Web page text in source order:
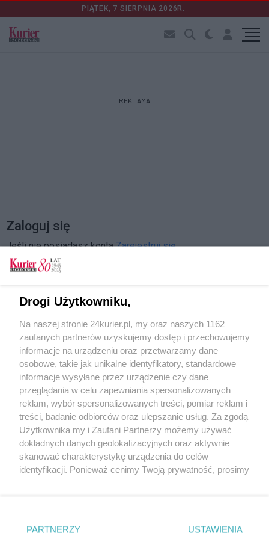
PIĄTEK, 7 SIERPNIA 2026R.
REKLAMA
Zaloguj się
Jeśli nie posiadasz kontaZarejestruj się
Zapamiętać?
Zaloguj
Zapomniałem hasła
Copyright © 2022 Kurier Szczeciński sp. z o.o.
Drogi Użytkowniku,
Na naszej stronie 24kurier.pl, my oraz naszych 1162
zaufanych partnerów uzyskujemy dostęp i przechowujemy
informacje na urządzeniu oraz przetwarzamy dane
osobowe, takie jak unikalne identyfikatory, standardowe
informacje wysyłane przez urządzenie czy dane
przeglądania w celu zapewniania spersonalizowanych
reklam, wybór spersonalizowanych treści, pomiar reklam i
treści, badanie odbiorców oraz ulepszanie usług. Za zgodą
Użytkownika my i Zaufani Partnerzy możemy używać
dokładnych danych geolokalizacyjnych oraz aktywnie
skanować charakterystykę urządzenia do celów
identyfikacji. Ponieważ cenimy Twoją prywatność, prosimy
prywatności znajdujący się w lewym dolnym rogu strony
. Niektóre rodzaje przetwarzania danych nie wymagają
PARTNERZY USTAWIENIA